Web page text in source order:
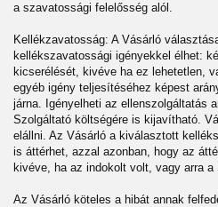
a szavatossági felelősség alól.
Kellékzavatosság: A Vásárló
kellékszavatossági igényekkel élhet:
kicserélését, kivéve ha ez lehetetlen,
egyéb igény teljesítéséhez képest
járna. Igényelheti az ellenszolgáltatás
Szolgáltató költségére is kijavítható.
elállni. Az Vásárló a kiválasztott
is áttérhet, azzal azonban, hogy az
kivéve, ha az indokolt volt, vagy arra
Az Vásárló köteles a hibát annak